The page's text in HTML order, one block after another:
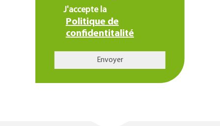
J'accepte la
Politique de
confidentitalité